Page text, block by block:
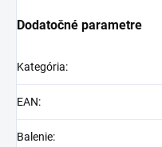
Dodatočné parametre
Kategória:
EAN:
Balenie: